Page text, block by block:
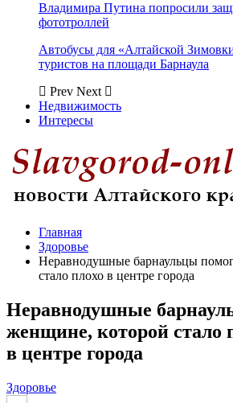
Владимира Путина попросили
фототроллей
Автобусы для «Алтайской
туристов на площади Барнаула
Prev Next
Недвижимость
Интересы
Главная
Здоровье
Неравнодушные барнаульцы
стало плохо в центре города
Неравнодушные
женщине, которой стало
в центре города
Здоровье